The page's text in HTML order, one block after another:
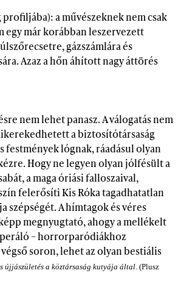
a művészeknek nem csak
már korábban leszervezett
gázszámlára és
Azaz a hőn áhított nagy áttörés
nem lehet panasz. A válogatás nem
a biztosítótársaság
lógnak, ráadásul olyan
Hogy ne legyen olyan jólfésült a
a maga óriási falloszaival,
felerősíti Kis Róka tagadhatatlan
szépségét. A hímtagok és véres
megnyugtató, ahogy a mellékelt
– horrorparódiákhoz
soron, lehet az olyan bestiális
újjászületés a köztársaság kutyája által . (Plusz